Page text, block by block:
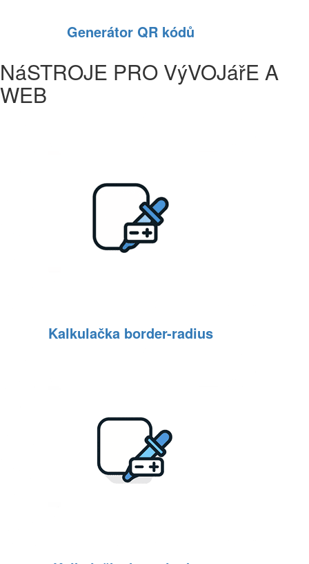
Generátor QR kódů
NáSTROJE PRO VýVOJářE A
WEB
Kalkulačka border-radius